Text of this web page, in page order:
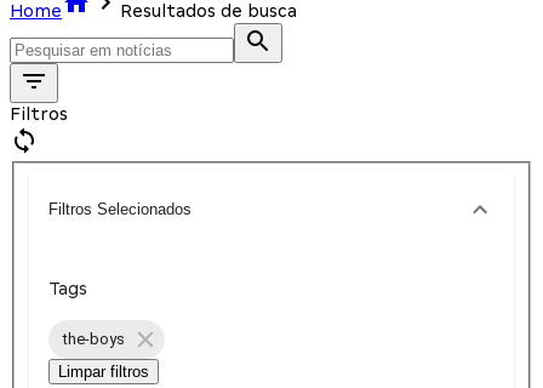
Home
Resultados de busca
Filtros
Filtros Selecionados
Tags
the-boys
Limpar filtros